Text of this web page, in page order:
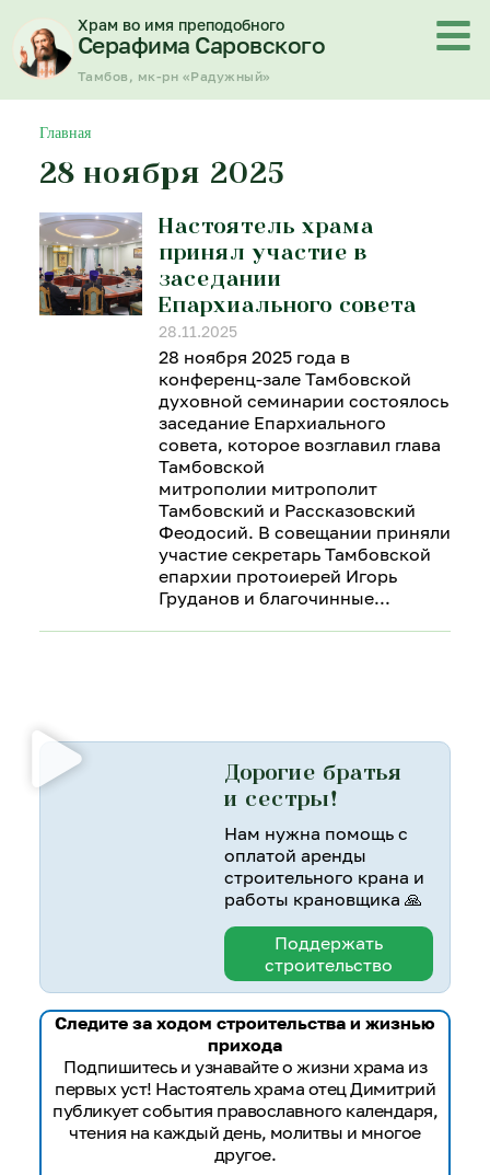
содержимому
Храм во имя преподобного
Серафима Саровского
Тамбов, мк-рн «Радужный»
Главная
28 ноября 2025
Настоятель храма
принял участие в
заседании
Епархиального совета
28.11.2025
28 ноября 2025 года в
конференц-зале Тамбовской
духовной семинарии состоялось
заседание Епархиального
совета, которое возглавил глава
Тамбовской
митрополии митрополит
Тамбовский и Рассказовский
Феодосий. В совещании приняли
участие секретарь Тамбовской
епархии протоиерей Игорь
Груданов и благочинные
Дорогие братья
и сестры!
Нам нужна помощь с
оплатой аренды
строительного крана и
работы крановщика 🙏
Поддержать
строительство
Следите за ходом строительства и жизнью
прихода
Подпишитесь и узнавайте о жизни храма из
первых уст! Настоятель храма отец Димитрий
публикует события православного календаря,
чтения на каждый день, молитвы и многое
другое.